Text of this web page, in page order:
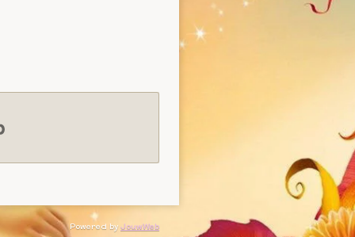
Powered by JouwWeb